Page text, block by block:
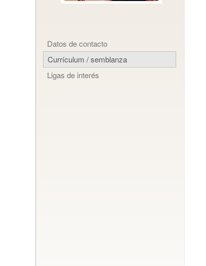
Datos de contacto
Currículum / semblanza
Ligas de interés